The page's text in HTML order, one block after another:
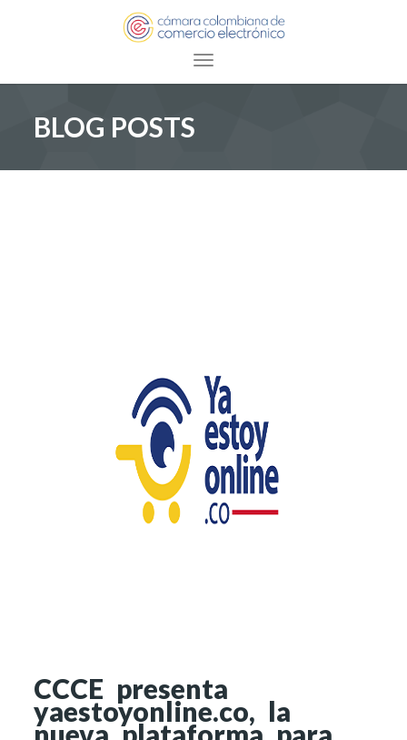
Toggle navigation
BLOG POSTS
CCCE presenta
yaestoyonline.co, la